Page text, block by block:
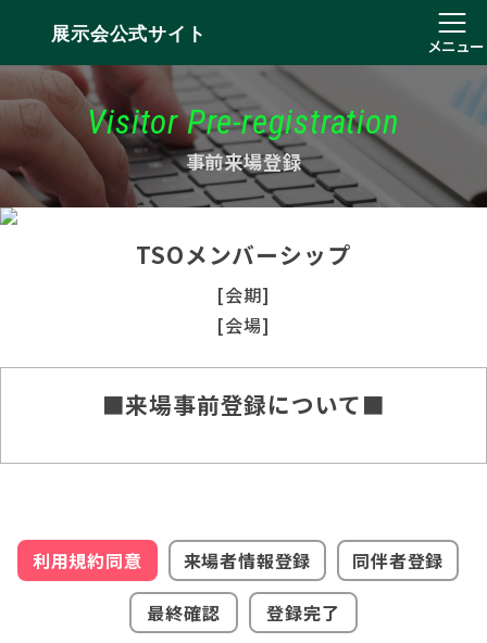
展示会公式サイト
メニュー
Visitor Pre-registration
事前来場登録
TSOメンバーシップ
[会期]
[会場]
■来場事前登録について■
利用規約同意 来場者情報登録
同伴者登録
最終確認
登録完了